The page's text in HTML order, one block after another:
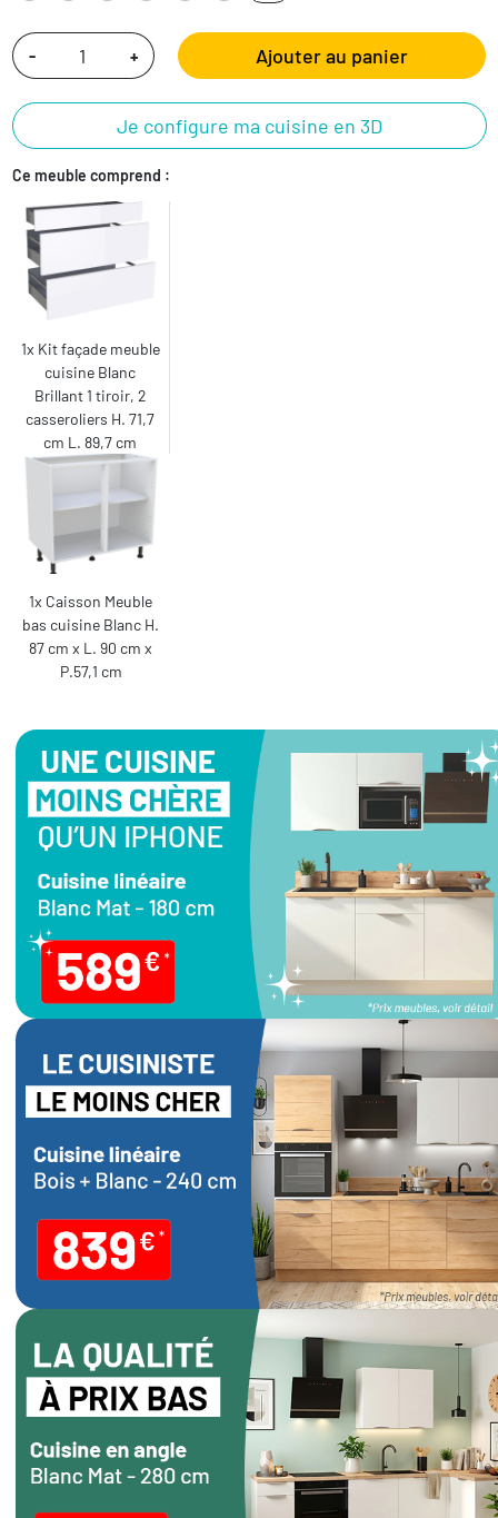
- + Ajouter au panier
Je configure ma cuisine en 3D
Ce meuble comprend :
1x Kit façade meuble
cuisine Blanc
Brillant 1 tiroir, 2
casseroliers H. 71,7
cm L. 89,7 cm
1x Caisson Meuble
bas cuisine Blanc H.
87 cm x L. 90 cm x
P.57,1 cm